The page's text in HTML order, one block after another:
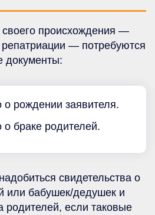
своего происхождения —
репатриации — потребуются
документы:
о рождении заявителя.
о браке родителей.
свидетельства о
или бабушек/дедушек и
родителей, если таковые